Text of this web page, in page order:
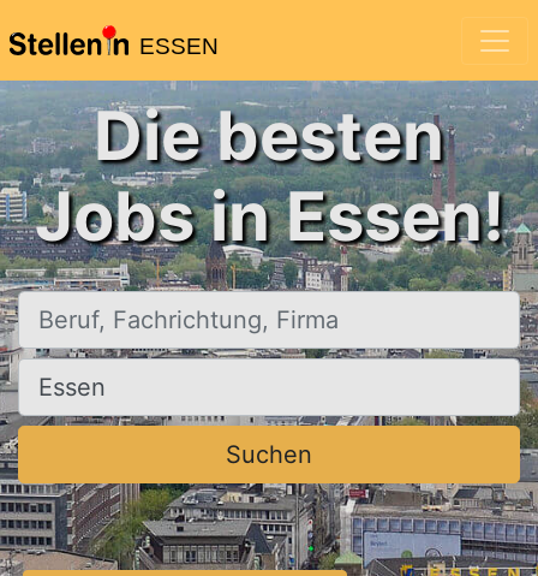
ESSEN
Die besten
Jobs in Essen!
Beruf, Fachrichtung, Firma
Ort, Stadt
Suchen